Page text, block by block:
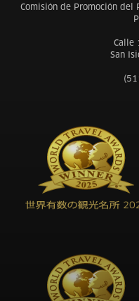
Comisión de Promoción
Calle
San